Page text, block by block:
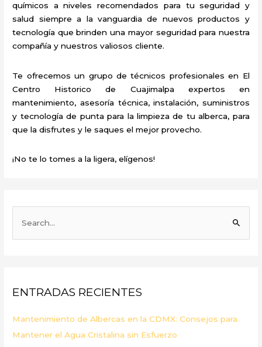
químicos a niveles recomendados para tu seguridad y
salud siempre a la vanguardia de nuevos productos y
tecnología que brinden una mayor seguridad para nuestra
compañía y nuestros valiosos cliente.
Te ofrecemos un grupo de técnicos profesionales en El
Centro Historico de Cuajimalpa expertos en
mantenimiento, asesoría técnica, instalación, suministros
y tecnología de punta para la limpieza de tu alberca, para
que la disfrutes y le saques el mejor provecho.
¡No te lo tomes a la ligera, elígenos!
r
o
r
ENTRADAS RECIENTES
Mantenimiento de Albercas en la CDMX: Consejos para
Mantener el Agua Cristalina sin Esfuerzo